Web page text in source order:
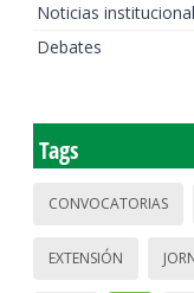
Noticias
Debates
Tags
CONVOCATORIAS
EXTENSIÓN